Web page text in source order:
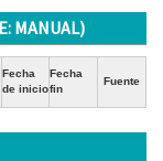
MANUAL)
Fecha
de inicio
Fecha
fin
Fuente